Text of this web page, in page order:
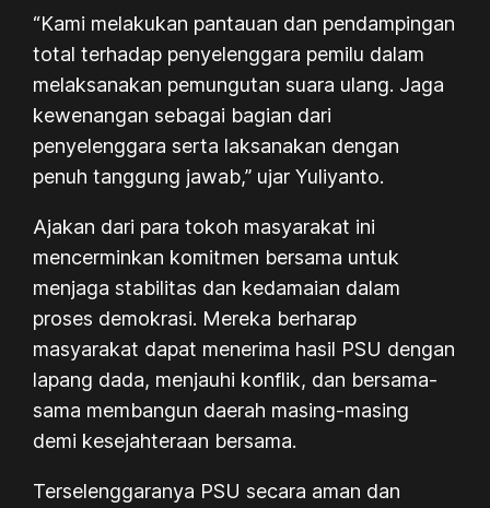
“Kami melakukan pantauan dan pendampingan
total terhadap penyelenggara pemilu dalam
melaksanakan pemungutan suara ulang. Jaga
kewenangan sebagai bagian dari
penyelenggara serta laksanakan dengan
penuh tanggung jawab,” ujar Yuliyanto.
Ajakan dari para tokoh masyarakat ini
mencerminkan komitmen bersama untuk
menjaga stabilitas dan kedamaian dalam
proses demokrasi. Mereka berharap
masyarakat dapat menerima hasil PSU dengan
lapang dada, menjauhi konflik, dan bersama-
sama membangun daerah masing-masing
demi kesejahteraan bersama.
Terselenggaranya PSU secara aman dan